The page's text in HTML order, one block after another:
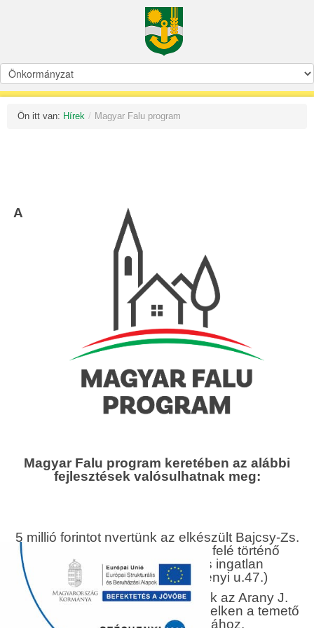
Ön itt van: Hírek / Magyar Falu program
A
Magyar Falu program keretében az alábbi
fejlesztések valósulhatnak meg:
5 millió forintot nyertünk az elkészült Bajcsy-Zs.
utcai parkoló Széchenyi utca felé történő
megnyitásához szükséges ingatlan
megvásárolására. ( Széchenyi u.47.)
Szintén 5 millió forintot nyertünk az Arany J.
utcában régebben megvásárolt telken a temető
felé vezető út kialakításához.